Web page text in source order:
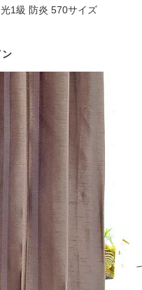
1級 防炎 570サイズ
ン